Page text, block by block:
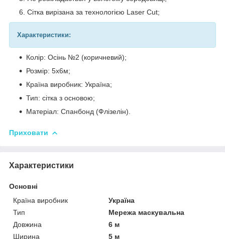
Сітка вирізана за технологією Laser Cut;
Характеристики:
Колір: Осінь №2 (коричневий);
Розмір: 5х6м;
Країна виробник: Україна;
Тип: сітка з основою;
Матеріал: Спанбонд (Флізелін).
Приховати
Характеристики
Основні
Країна виробник
Україна
Тип
Мережа маскувальна
Довжина
6 м
Ширина
5 м